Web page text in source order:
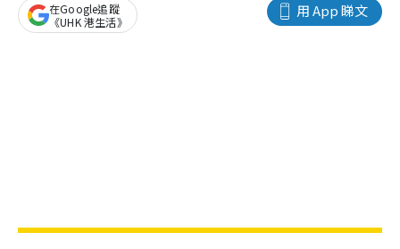
用 App 睇文
在Google追蹤
《UHK 港生活》